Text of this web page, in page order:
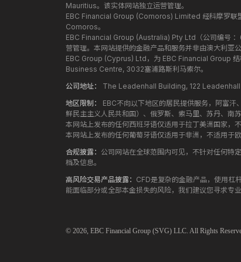
Mauritius。该实体网站独立运营管理。
EBC Financial Group (Comoros) Limited 经科摩罗
Comoros。
EBC Financial Group (Australia) Pty Ltd（公司编号
营管理。本网站提供的金融产品和服务并非由澳大利亚
EBC Group (Cyprus) Ltd，为 EBC Financial Group
Business Centre, 3032塞浦路斯利马索尔。
公司地址：
The Leadenhall Building, 122
地区限制：
EBC不向以下地区的居民提供服务，阿富
鲜民主主义人民共和国）、俄罗斯、索马里、苏丹、南
本网站上发布的任何西班牙语仅适用于拉丁美洲国家，
本网站上发布的任何葡萄牙语仅适用于非洲，不适用于
合规披露： 公司网站在全球范围内可见，不针对任何特
档及信息。
高风险交易产品披露： CFD是复杂的金融产品，使用杠
能面临部分或全部本金损失的风险，我们建议您寻求专
© 2026, EBC Financial Group (SVG) LLC. All Rights